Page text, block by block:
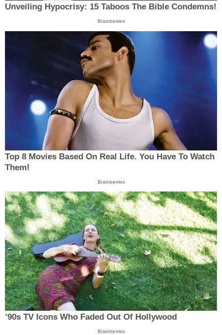
Unveiling Hypocrisy: 15 Taboos The Bible Condemns!
Brainberries
Top 8 Movies Based On Real Life. You Have To Watch
Them!
Brainberries
’90s TV Icons Who Faded Out Of Hollywood
Brainberries